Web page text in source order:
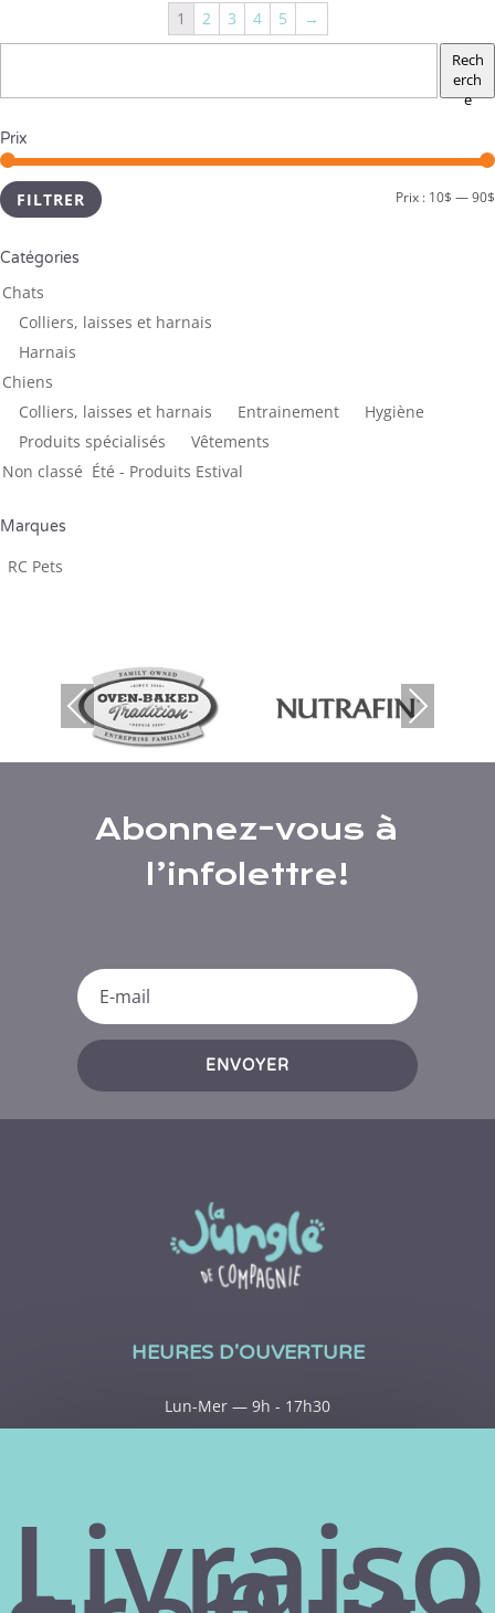
1 2 3 4 5 →
Rech
erch
e
Prix
FILTRER Prix : 10$ —90$
Catégories
Chats
Colliers, laisses et harnais
Harnais
Chiens
Colliers, laisses et harnais
Entrainement
Hygiène
Produits spécialisés
Vêtements
Non classé Été - Produits Estival
Marques
RC Pets
Previous Next
Abonnez-vous à
l’infolettre!
ENVOYER
HEURES D'OUVERTURE
Lun-Mer — 9h - 17h30
ACHATS EN LIGNE
Livraiso